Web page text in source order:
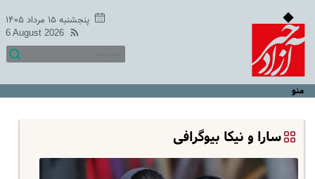
پنجشنبه ۱۵ مرداد ۱۴۰۵
6 August 2026
منو
سارا و نیکا بیوگرافی